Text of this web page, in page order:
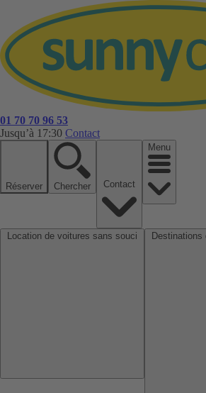
01 70 70 96 53
Jusqu’à 17:30 Contact
Réserver Chercher
Menu